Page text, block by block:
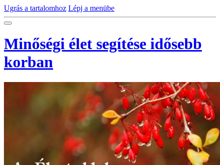
Ugrás a tartalomhoz Lépj a menübe
Minőségi élet segítése idősebb
korban